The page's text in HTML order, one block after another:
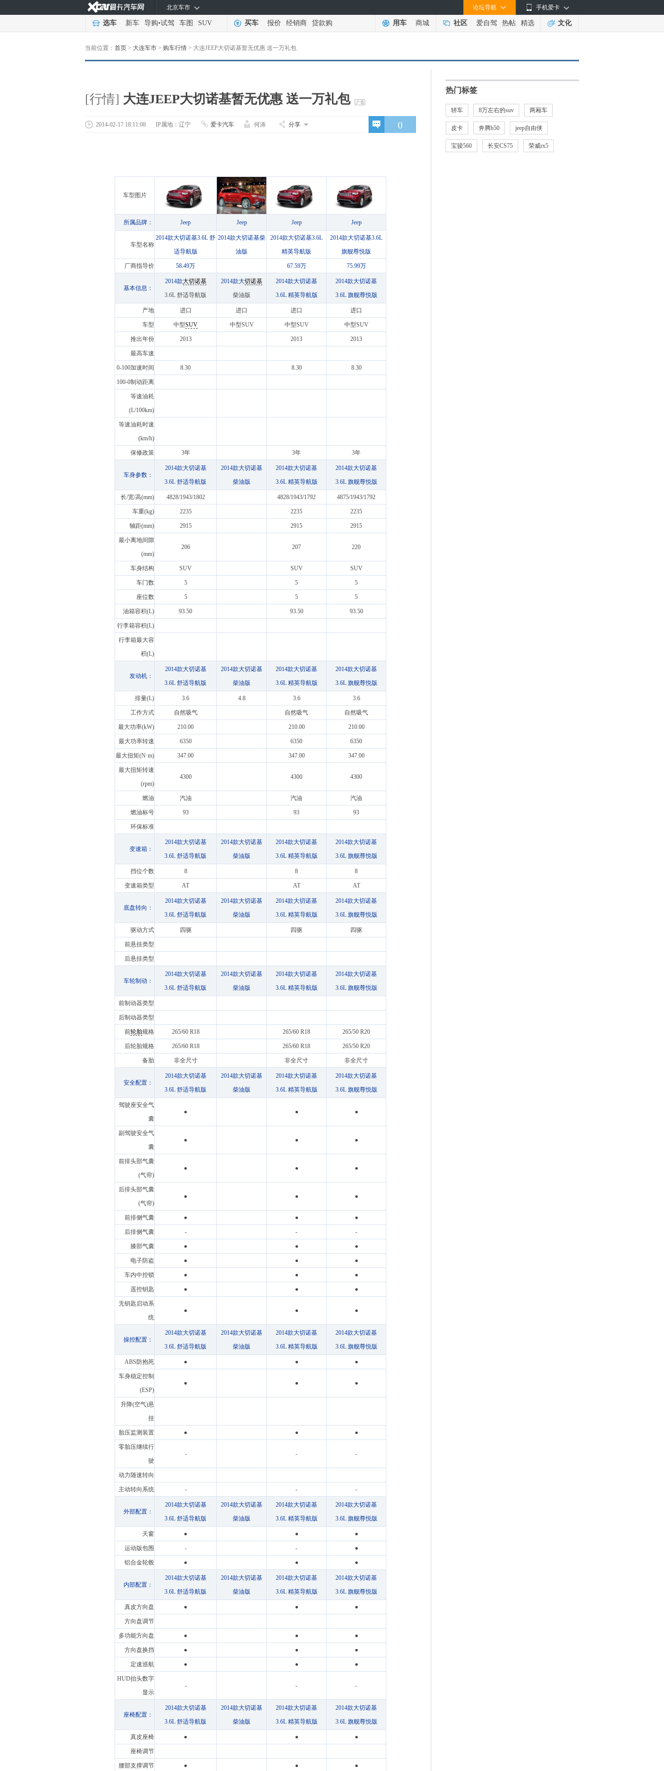
手机爱卡
论坛导航
北京车市
选车 新车 导购•试驾 车图 SUV 买车 报价 经销商 贷款购 用车 商城 社区 爱自驾 热帖 精选 文化
当前位置： 首页 > 大连车市 > 购车行情 > 大连JEEP大切诺基暂无优惠 送一万礼包
[行情] 大连JEEP大切诺基暂无优惠 送一万礼包
0
2014-02-17 18:11:08 IP属地：辽宁 爱卡汽车 何涛 分享
车型图片
所属品牌： Jeep Jeep Jeep Jeep
车型名称
2014款大切诺基3.6L 舒
适导航版
2014款大切诺基柴
油版
2014款大切诺基3.6L
精英导航版
2014款大切诺基3.6L
旗舰尊悦版
厂商指导价 58.49万 67.59万 75.99万
基本信息：
2014款大切诺基
3.6L 舒适导航版
2014款大切诺基
柴油版
2014款大切诺基
3.6L 精英导航版
2014款大切诺基
3.6L 旗舰尊悦版
产地 进口 进口 进口 进口
车型 中型SUV 中型SUV 中型SUV 中型SUV
推出年份 2013 2013 2013
最高车速
0-100加速时间 8.30 8.30 8.30
100-0制动距离
等速油耗
(L/100km)
等速油耗时速
(km/h)
保修政策 3年 3年 3年
车身参数：
2014款大切诺基
3.6L 舒适导航版
2014款大切诺基
柴油版
2014款大切诺基
3.6L 精英导航版
2014款大切诺基
3.6L 旗舰尊悦版
长/宽/高(mm) 4828/1943/1802 4828/1943/1792 4875/1943/1792
车重(kg) 2235 2235 2235
轴距(mm) 2915 2915 2915
最小离地间隙
(mm)
206 207 220
车身结构 SUV SUV SUV
车门数 5 5 5
座位数 5 5 5
油箱容积(L) 93.50 93.50 93.50
行李箱容积(L)
行李箱最大容
积(L)
发动机：
2014款大切诺基
3.6L 舒适导航版
2014款大切诺基
柴油版
2014款大切诺基
3.6L 精英导航版
2014款大切诺基
3.6L 旗舰尊悦版
排量(L) 3.6 4.8 3.6 3.6
工作方式 自然吸气 自然吸气 自然吸气
最大功率(kW) 210.00 210.00 210.00
最大功率转速 6350 6350 6350
最大扭矩(N·m) 347.00 347.00 347.00
最大扭矩转速
(rpm)
4300 4300 4300
燃油 汽油 汽油 汽油
燃油标号 93 93 93
环保标准
变速箱：
2014款大切诺基
3.6L 舒适导航版
2014款大切诺基
柴油版
2014款大切诺基
3.6L 精英导航版
2014款大切诺基
3.6L 旗舰尊悦版
挡位个数 8 8 8
变速箱类型 AT AT AT
底盘转向：
2014款大切诺基
3.6L 舒适导航版
2014款大切诺基
柴油版
2014款大切诺基
3.6L 精英导航版
2014款大切诺基
3.6L 旗舰尊悦版
驱动方式 四驱 四驱 四驱
前悬挂类型
后悬挂类型
车轮制动：
2014款大切诺基
3.6L 舒适导航版
2014款大切诺基
柴油版
2014款大切诺基
3.6L 精英导航版
2014款大切诺基
3.6L 旗舰尊悦版
前制动器类型
后制动器类型
前轮胎规格 265/60 R18 265/60 R18 265/50 R20
后轮胎规格 265/60 R18 265/60 R18 265/50 R20
备胎 非全尺寸 非全尺寸 非全尺寸
安全配置：
2014款大切诺基
3.6L 舒适导航版
2014款大切诺基
柴油版
2014款大切诺基
3.6L 精英导航版
2014款大切诺基
3.6L 旗舰尊悦版
驾驶座安全气
囊
● ● ●
副驾驶安全气
囊
● ● ●
前排头部气囊
(气帘)
● ● ●
后排头部气囊
(气帘)
● ● ●
前排侧气囊 ● ● ●
后排侧气囊 - - -
膝部气囊 ● ● ●
电子防盗 ● ● ●
车内中控锁 ● ● ●
遥控钥匙 ● ● ●
无钥匙启动系
统
● ● ●
操控配置：
2014款大切诺基
3.6L 舒适导航版
2014款大切诺基
柴油版
2014款大切诺基
3.6L 精英导航版
2014款大切诺基
3.6L 旗舰尊悦版
ABS防抱死 ● ● ●
车身稳定控制
(ESP)
● ● ●
升降(空气)悬
挂
胎压监测装置 ● ● ●
零胎压继续行
驶
- - -
动力随速转向
主动转向系统 - - -
外部配置：
2014款大切诺基
3.6L 舒适导航版
2014款大切诺基
柴油版
2014款大切诺基
3.6L 精英导航版
2014款大切诺基
3.6L 旗舰尊悦版
天窗 ● ● ●
运动版包围 - - ●
铝合金轮毂 ● ● ●
内部配置：
2014款大切诺基
3.6L 舒适导航版
2014款大切诺基
柴油版
2014款大切诺基
3.6L 精英导航版
2014款大切诺基
3.6L 旗舰尊悦版
真皮方向盘 ● ● ●
方向盘调节
多功能方向盘 ● ● ●
方向盘换挡 ● ● ●
定速巡航 ● ● ●
HUD抬头数字
显示
- - -
座椅配置：
2014款大切诺基
3.6L 舒适导航版
2014款大切诺基
柴油版
2014款大切诺基
3.6L 精英导航版
2014款大切诺基
3.6L 旗舰尊悦版
真皮座椅 ● ● ●
座椅调节
腰部支撑调节 ● ● ●
热门标签
轿车 8万左右的suv 两厢车
皮卡 奔腾b50 jeep自由侠
宝骏560 长安CS75 荣威rx5